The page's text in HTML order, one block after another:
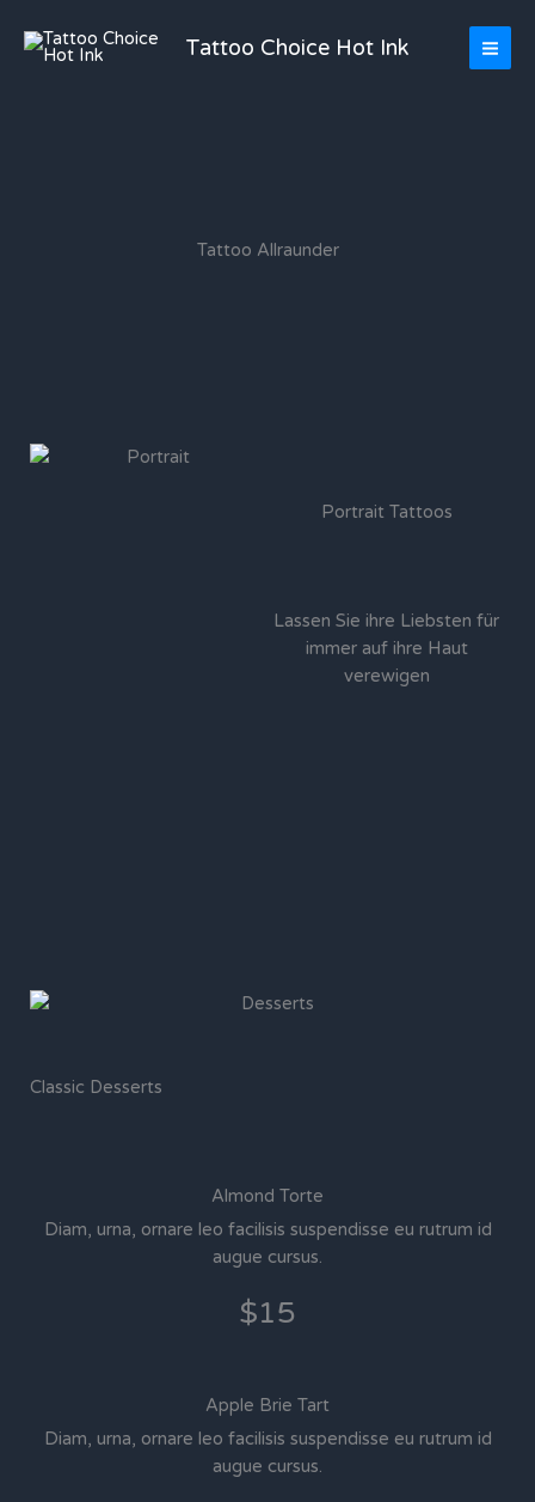
Inhalt
springen
Tattoo Choice Hot Ink
Tattoo Allraunder
Portrait Tattoos
Lassen Sie ihre Liebsten für
immer auf ihre Haut
verewigen
Classic Desserts
Almond Torte
Diam, urna, ornare leo facilisis suspendisse eu rutrum id
augue cursus.
$15
Apple Brie Tart
Diam, urna, ornare leo facilisis suspendisse eu rutrum id
augue cursus.